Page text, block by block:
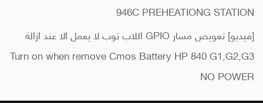
946C PREHEATIONG STATION
[فيديو] تعويض مسار GPIO اللاب توب لا يعمل الا عند ازالة
Turn on when remove Cmos Battery HP 840 G1,G2,G3
NO POWER